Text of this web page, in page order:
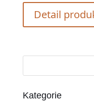
Detail
Kategorie